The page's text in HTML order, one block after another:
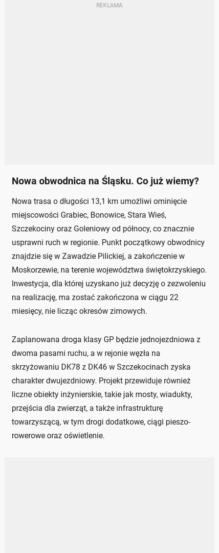
Nowa obwodnica na Śląsku. Co już wiemy?
Nowa trasa o długości 13,1 km umożliwi ominięcie
miejscowości Grabiec, Bonowice, Stara Wieś,
Szczekociny oraz Goleniowy od północy, co znacznie
usprawni ruch w regionie. Punkt początkowy obwodnicy
znajdzie się w Zawadzie Pilickiej, a zakończenie w
Moskorzewie, na terenie województwa świętokrzyskiego.
Inwestycja, dla której uzyskano już decyzję o zezwoleniu
na realizację, ma zostać zakończona w ciągu 22
miesięcy, nie licząc okresów zimowych.
Zaplanowana droga klasy GP będzie jednojezdniowa z
dwoma pasami ruchu, a w rejonie węzła na
skrzyżowaniu DK78 z DK46 w Szczekocinach zyska
charakter dwujezdniowy. Projekt przewiduje również
liczne obiekty inżynierskie, takie jak mosty, wiadukty,
przejścia dla zwierząt, a także infrastrukturę
towarzyszącą, w tym drogi dodatkowe, ciągi pieszo-
rowerowe oraz oświetlenie.